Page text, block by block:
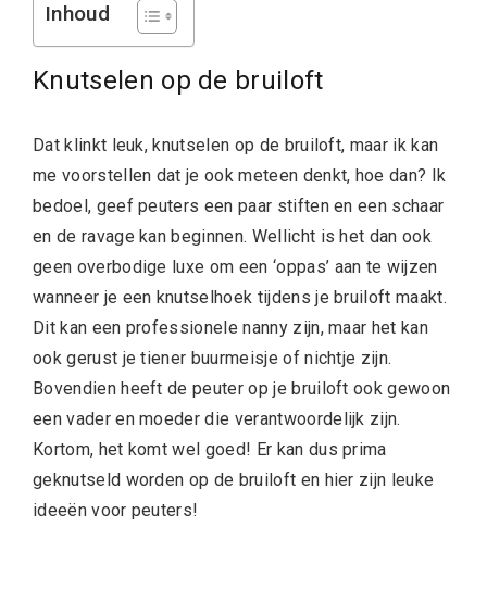
Inhoud
Knutselen op de bruiloft
Dat klinkt leuk, knutselen op de bruiloft, maar ik kan
me voorstellen dat je ook meteen denkt, hoe dan? Ik
bedoel, geef peuters een paar stiften en een schaar
en de ravage kan beginnen. Wellicht is het dan ook
geen overbodige luxe om een ‘oppas’ aan te wijzen
wanneer je een knutselhoek tijdens je bruiloft maakt.
Dit kan een professionele nanny zijn, maar het kan
ook gerust je tiener buurmeisje of nichtje zijn.
Bovendien heeft de peuter op je bruiloft ook gewoon
een vader en moeder die verantwoordelijk zijn.
Kortom, het komt wel goed! Er kan dus prima
geknutseld worden op de bruiloft en hier zijn leuke
ideeën voor peuters!